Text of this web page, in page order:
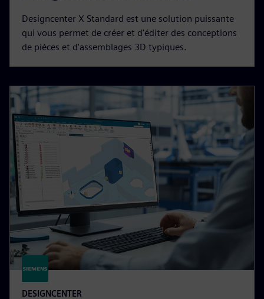
Designcenter X Standard est une solution puissante
qui vous permet de créer et d'éditer des conceptions
de pièces et d'assemblages 3D typiques.
DESIGNCENTER